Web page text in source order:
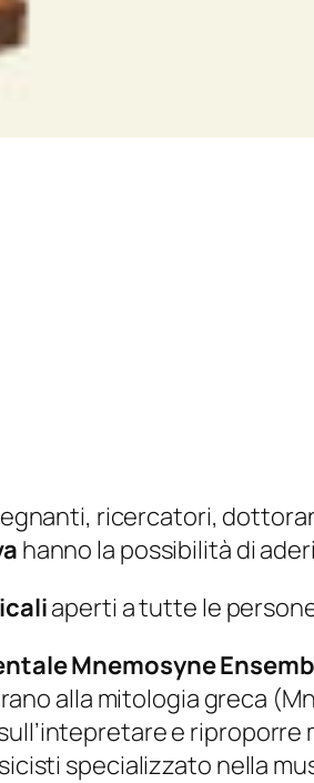
ricercatori,
hanno la possibilità di
aperti a tutte le
Mnemosyne
alla mitologia greca (
e
specializzato nella